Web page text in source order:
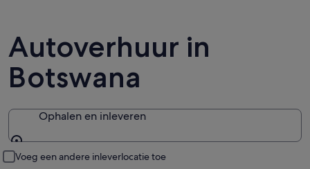
Autoverhuur in
Botswana
Ophalen en inleveren
Voeg een andere inleverlocatie toe